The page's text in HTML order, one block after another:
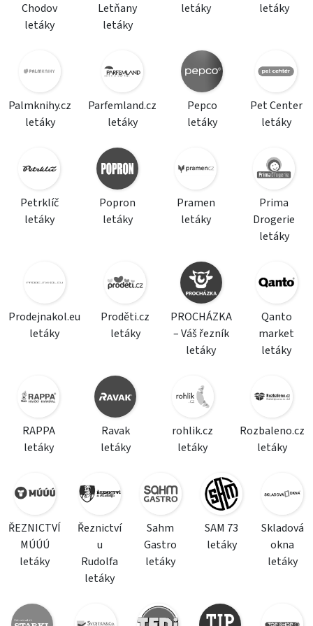
Chodov
letáky
Letňany
letáky
letáky
letáky
Palmknihy.cz
letáky
Parfemland.cz
letáky
Pepco
letáky
Pet Center
letáky
Petrklíč
letáky
Popron
letáky
Pramen
letáky
Prima
Drogerie
letáky
Prodejnakol.eu
letáky
Proděti.cz
letáky
PROCHÁZKA
– Váš řezník
letáky
Qanto
market
letáky
RAPPA
letáky
Ravak
letáky
rohlik.cz
letáky
Rozbaleno.cz
letáky
ŘEZNICTVÍ
MÚÚÚ
letáky
Řeznictví
u
Rudolfa
letáky
Sahm
Gastro
letáky
SAM 73
letáky
Skladová
okna
letáky